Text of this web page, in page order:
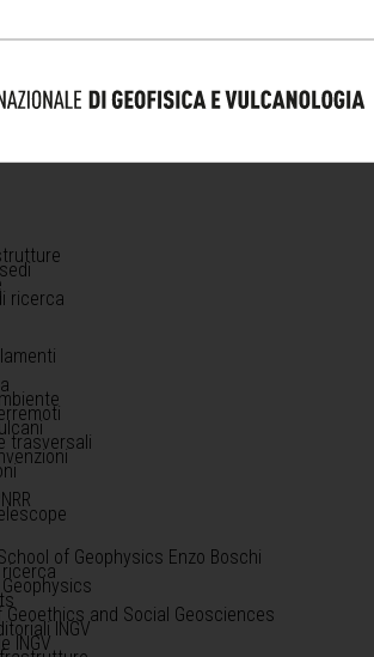
ricerca
trasversali
of Geophysics Enzo Boschi
Geoethics and Social Geosciences
INGV
INGV